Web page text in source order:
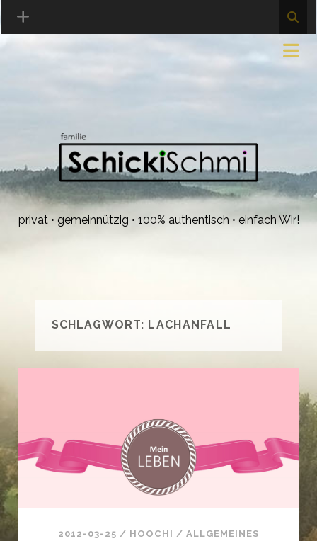
privat • gemeinnützig • 100% authentisch • einfach Wir!
SCHLAGWORT: LACHANFALL
2012-03-25 / HOOCHI / ALLGEMEINES